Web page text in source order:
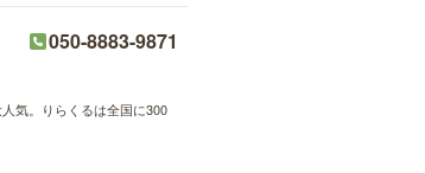
050-8883-9871
気。りらくるは全国に300